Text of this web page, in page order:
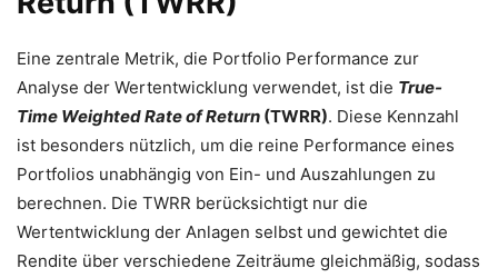
Eine zentrale Metrik, die Portfolio Performance zur
Analyse der Wertentwicklung verwendet, ist die True-
Time Weighted Rate of Return (TWRR). Diese Kennzahl
ist besonders nützlich, um die reine Performance eines
Portfolios unabhängig von Ein- und Auszahlungen zu
berechnen. Die TWRR berücksichtigt nur die
Wertentwicklung der Anlagen selbst und gewichtet die
Rendite über verschiedene Zeiträume gleichmäßig, sodass